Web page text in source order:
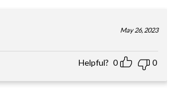
May 26, 2023
Helpful? 0 0